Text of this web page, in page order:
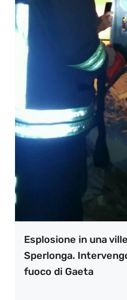
Esplosione in una
Sperlonga.
fuoco di Gaeta